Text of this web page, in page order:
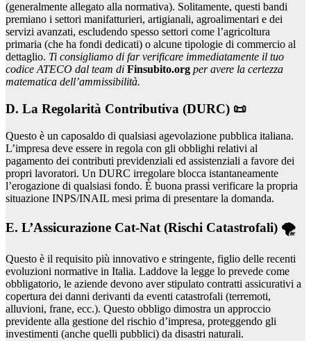
(generalmente allegato alla normativa). Solitamente, questi bandi
premiano i settori manifatturieri, artigianali, agroalimentari e dei
servizi avanzati, escludendo spesso settori come l’agricoltura
primaria (che ha fondi dedicati) o alcune tipologie di commercio al
dettaglio. Ti consigliamo di far verificare immediatamente il tuo
codice ATECO dal team di Finsubito.org per avere la certezza
matematica dell’ammissibilità.
D. La Regolarità Contributiva (DURC) 📜
Questo è un caposaldo di qualsiasi agevolazione pubblica italiana.
L’impresa deve essere in regola con gli obblighi relativi al
pagamento dei contributi previdenziali ed assistenziali a favore dei
propri lavoratori. Un DURC irregolare blocca istantaneamente
l’erogazione di qualsiasi fondo. È buona prassi verificare la propria
situazione INPS/INAIL mesi prima di presentare la domanda.
E. L’Assicurazione Cat-Nat (Rischi Catastrofali) 🌪️
Questo è il requisito più innovativo e stringente, figlio delle recenti
evoluzioni normative in Italia. Laddove la legge lo prevede come
obbligatorio, le aziende devono aver stipulato contratti assicurativi a
copertura dei danni derivanti da eventi catastrofali (terremoti,
alluvioni, frane, ecc.). Questo obbligo dimostra un approccio
previdente alla gestione del rischio d’impresa, proteggendo gli
investimenti (anche quelli pubblici) da disastri naturali.